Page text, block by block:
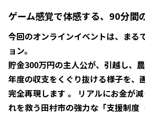
ゲーム感覚で体感する、90分間
今回のオンラインイベントは、まる
ョン。
貯金300万円の主人公が、引越し、
年度の収支をくぐり抜ける様子を、
完全再現します 。 リアルにお金が
れを救う田村市の強力な「支援制度